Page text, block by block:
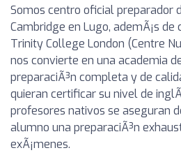
Somos centro oficial preparador
Cambridge en Lugo, ademÃ¡s
Trinity College London (Centre
nos convierte en una academia
preparaciÃ³n completa y de
quieran certificar su nivel de
profesores nativos se aseguran
alumno una preparaciÃ³n
exÃ¡menes.